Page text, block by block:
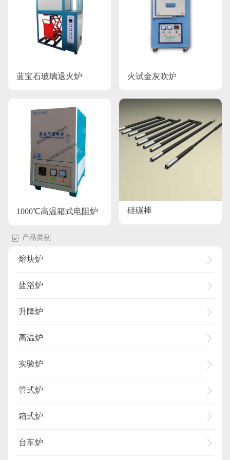
蓝宝石玻璃退火炉
1000℃高温箱式电阻炉
火试金灰吹炉
硅碳棒
产品类别
熔块炉
盐浴炉
升降炉
高温炉
实验炉
管式炉
箱式炉
台车炉